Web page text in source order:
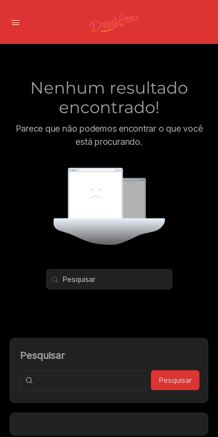
Nenhum resultado
encontrado!
Parece que não podemos encontrar o que você
está procurando.
Pesquisar
Pesquisar